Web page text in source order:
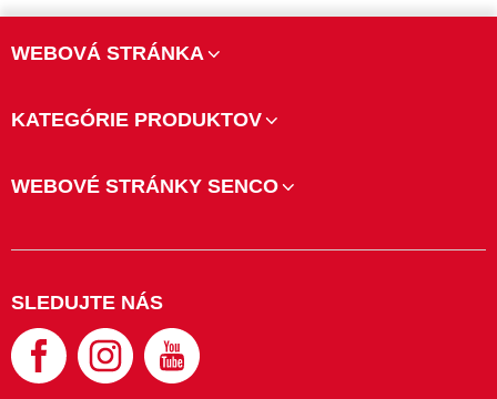
WEBOVÁ STRÁNKA
KATEGÓRIE PRODUKTOV
WEBOVÉ STRÁNKY SENCO
SLEDUJTE NÁS